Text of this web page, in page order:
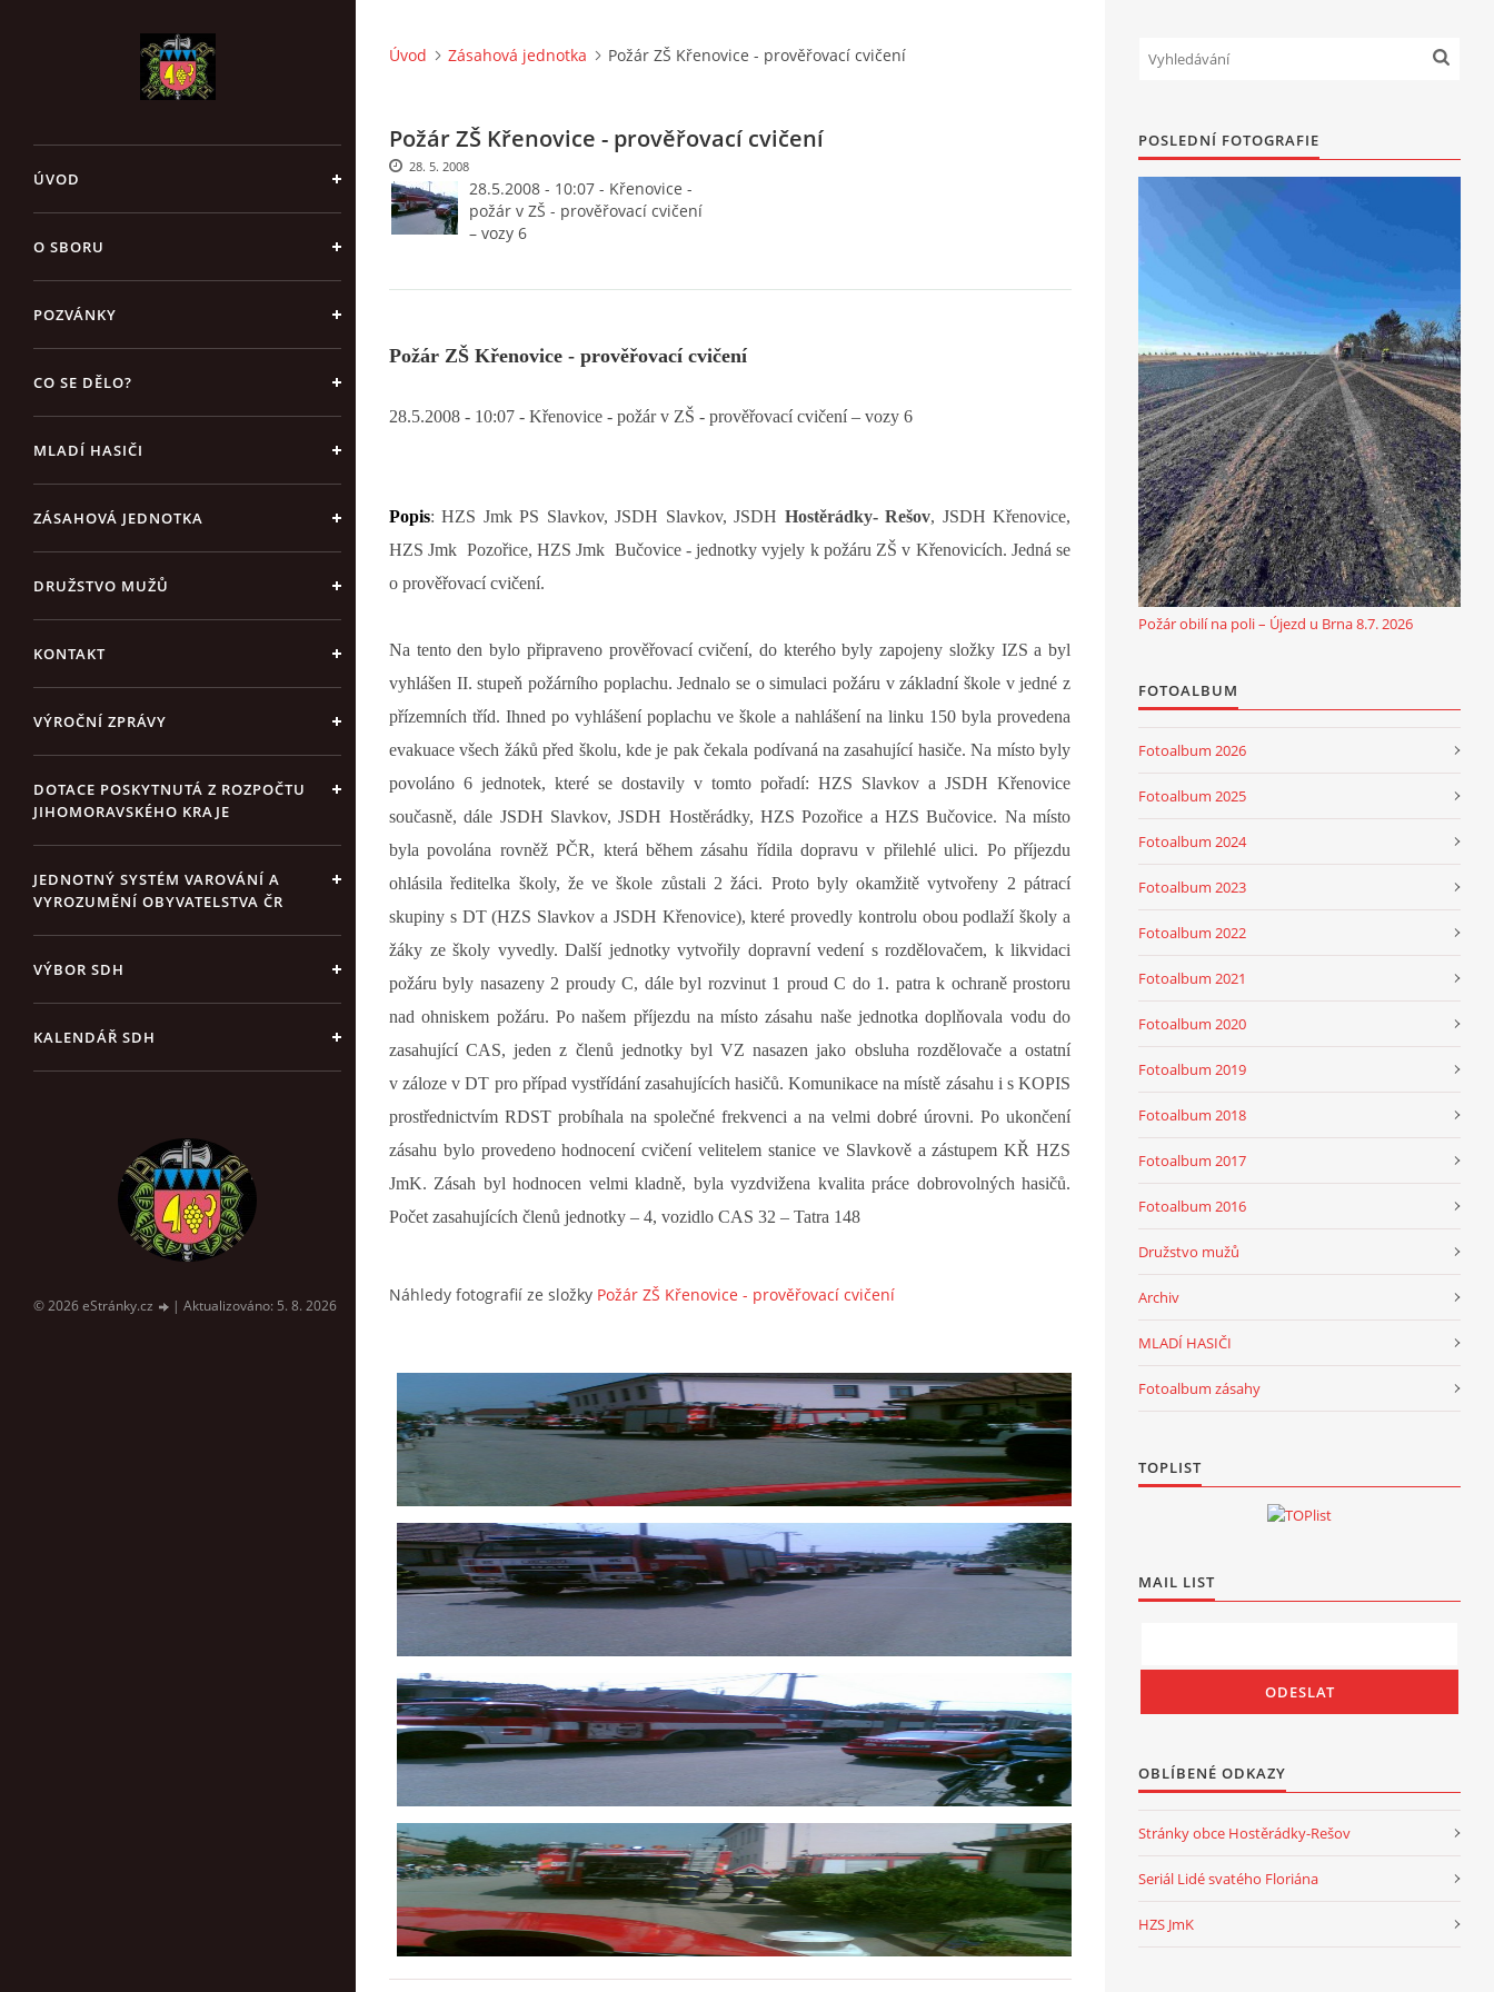
ÚVOD
O SBORU
POZVÁNKY
CO SE DĚLO?
MLADÍ HASIČI
ZÁSAHOVÁ JEDNOTKA
DRUŽSTVO MUŽŮ
KONTAKT
VÝROČNÍ ZPRÁVY
DOTACE POSKYTNUTÁ Z ROZPOČTU
JIHOMORAVSKÉHO KRAJE
JEDNOTNÝ SYSTÉM VAROVÁNÍ A
VYROZUMĚNÍ OBYVATELSTVA ČR
VÝBOR SDH
KALENDÁŘ SDH
© 2026 eStránky.cz | Aktualizováno: 5. 8. 2026
Úvod Zásahová jednotka Požár ZŠ Křenovice - prověřovací cvičení
Požár ZŠ Křenovice - prověřovací cvičení
28.5.2008 - 10:07 - Křenovice -
požár v ZŠ - prověřovací cvičení
– vozy 6
28. 5. 2008
Požár ZŠ Křenovice - prověřovací cvičení
28.5.2008 - 10:07 - Křenovice - požár v ZŠ - prověřovací cvičení – vozy 6
Popis: HZS Jmk PS Slavkov, JSDH Slavkov, JSDH Hostěrádky- Rešov, JSDH Křenovice,
HZS Jmk Pozořice, HZS Jmk Bučovice - jednotky vyjely k požáru ZŠ v Křenovicích. Jedná se
o prověřovací cvičení.
Na tento den bylo připraveno prověřovací cvičení, do kterého byly zapojeny složky IZS a byl
vyhlášen II. stupeň požárního poplachu. Jednalo se o simulaci požáru v základní škole v jedné z
přízemních tříd. Ihned po vyhlášení poplachu ve škole a nahlášení na linku 150 byla provedena
evakuace všech žáků před školu, kde je pak čekala podívaná na zasahující hasiče. Na místo byly
povoláno 6 jednotek, které se dostavily v tomto pořadí: HZS Slavkov a JSDH Křenovice
současně, dále JSDH Slavkov, JSDH Hostěrádky, HZS Pozořice a HZS Bučovice. Na místo
byla povolána rovněž PČR, která během zásahu řídila dopravu v přilehlé ulici. Po příjezdu
ohlásila ředitelka školy, že ve škole zůstali 2 žáci. Proto byly okamžitě vytvořeny 2 pátrací
skupiny s DT (HZS Slavkov a JSDH Křenovice), které provedly kontrolu obou podlaží školy a
žáky ze školy vyvedly. Další jednotky vytvořily dopravní vedení s rozdělovačem, k likvidaci
požáru byly nasazeny 2 proudy C, dále byl rozvinut 1 proud C do 1. patra k ochraně prostoru
nad ohniskem požáru. Po našem příjezdu na místo zásahu naše jednotka doplňovala vodu do
zasahující CAS, jeden z členů jednotky byl VZ nasazen jako obsluha rozdělovače a ostatní
v záloze v DT pro případ vystřídání zasahujících hasičů. Komunikace na místě zásahu i s KOPIS
prostřednictvím RDST probíhala na společné frekvenci a na velmi dobré úrovni. Po ukončení
zásahu bylo provedeno hodnocení cvičení velitelem stanice ve Slavkově a zástupem KŘ HZS
JmK. Zásah byl hodnocen velmi kladně, byla vyzdvižena kvalita práce dobrovolných hasičů.
Počet zasahujících členů jednotky – 4, vozidlo CAS 32 – Tatra 148
Náhledy fotografií ze složky Požár ZŠ Křenovice - prověřovací cvičení
POSLEDNÍ FOTOGRAFIE
Požár obilí na poli – Újezd u Brna 8.7. 2026
FOTOALBUM
Fotoalbum 2026
Fotoalbum 2025
Fotoalbum 2024
Fotoalbum 2023
Fotoalbum 2022
Fotoalbum 2021
Fotoalbum 2020
Fotoalbum 2019
Fotoalbum 2018
Fotoalbum 2017
Fotoalbum 2016
Družstvo mužů
Archiv
MLADÍ HASIČI
Fotoalbum zásahy
TOPLIST
MAIL LIST
OBLÍBENÉ ODKAZY
Stránky obce Hostěrádky-Rešov
Seriál Lidé svatého Floriána
HZS JmK